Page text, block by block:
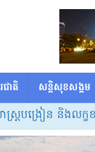
ជាតិ សន្តិសុខសង្គម
របង្រៀន និងលក្